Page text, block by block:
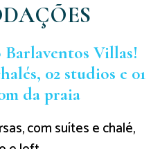
Barlaventos Villas!
02 studios e 01
da praia
com suítes e chalé,